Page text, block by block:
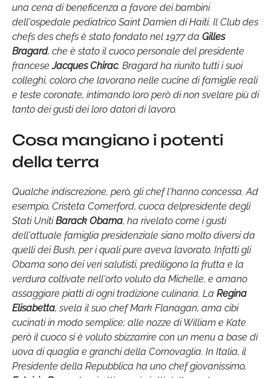
una cena di beneficenza a favore dei bambini
dell'ospedale pediatrico Saint Damien di Haiti. Il Club des
chefs des chefs è stato fondato nel 1977 da Gilles
Bragard, che è stato il cuoco personale del presidente
franceseJacques Chirac. Bragard ha riunito tutti i suoi
colleghi, coloro che lavorano nelle cucine di famiglie reali
e teste coronate, intimando loro però di non svelare più di
tanto dei gusti dei loro datori di lavoro.
Cosa mangiano i potenti
della terra
Qualche indiscrezione, però, gli chef l'hanno concessa. Ad
esempio, Cristeta Comerford, cuoca delpresidente degli
Stati UnitiBarack Obama, ha rivelato come i gusti
dell'attuale famiglia presidenziale siano molto diversi da
quelli dei Bush, per i quali pure aveva lavorato. Infatti gli
Obama sono dei veri salutisti, prediligono la frutta e la
verdura coltivate nell'orto voluto da Michelle, e amano
assaggiare piatti di ogni tradizione culinaria. La Regina
Elisabetta, svela il suo chef Mark Flanagan, ama cibi
cucinati in modo semplice; alle nozze di William e Kate
però il cuoco si è voluto sbizzarrire con un menu a base di
uova di quaglia e granchi della Cornovaglia. In Italia, il
Presidente della Repubblica ha uno chef giovanissimo,